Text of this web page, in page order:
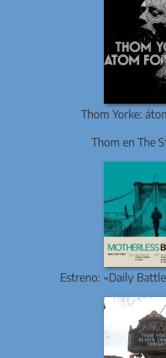
Thom Yorke:
Thom en The
Estreno: «Daily